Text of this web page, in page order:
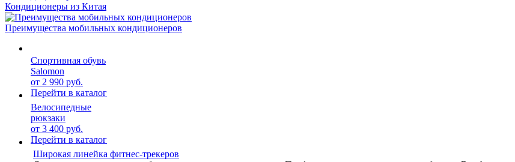
Кондиционеры из Китая
Преимущества мобильных кондиционеров
Спортивная обувь
Salomon
от 2 990 руб.
Перейти в каталог
Велосипедные
рюкзаки
от 3 400 руб.
Перейти в каталог
Широкая линейка фитнес-трекеров